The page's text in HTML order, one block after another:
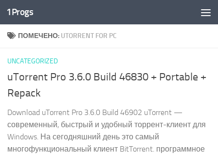
Перейти к содержимому
1Progs
ПОМЕЧЕНО: UTORRENT FOR PC
UNCATEGORIZED
uTorrent Pro 3.6.0 Build 46830 + Portable +
Repack
Download uTorrent Pro 3.6.0 Build 46902 uTorrent —
современный, быстрый и удобный торрент-клиент для
Windows. На сегодняшний день это самый
многофункциональный клиент BitTorrent. программное